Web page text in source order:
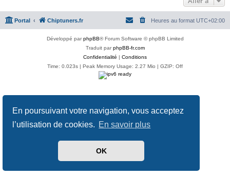
En poursuivant votre navigation, vous acceptez
l’utilisation de cookies. En savoir plus
OK
Portal Chiptuners.fr Heures au format UTC+02:00
Développé parphpBB® Forum Software © phpBB Limited
Traduit parphpBB-fr.com
Confidentialité | Conditions
Time: 0.023s | Peak Memory Usage: 2.27 Mio | GZIP: Off